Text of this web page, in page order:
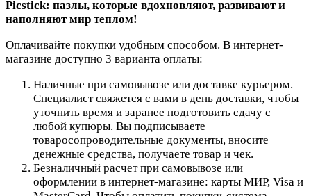
Picstick: пазлы, которые вдохновляют, развивают и
наполняют мир теплом!
Оплачивайте покупки удобным способом. В интернет-
магазине доступно 3 варианта оплаты:
Наличные при самовывозе или доставке курьером.
Специалист свяжется с вами в день доставки, чтобы
уточнить время и заранее подготовить сдачу с
любой купюры. Вы подписываете
товаросопроводительные документы, вносите
денежные средства, получаете товар и чек.
Безналичный расчет при самовывозе или
оформлении в интернет-магазине: карты МИР, Visa и